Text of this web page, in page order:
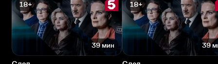
18+
39 мин
18+
39